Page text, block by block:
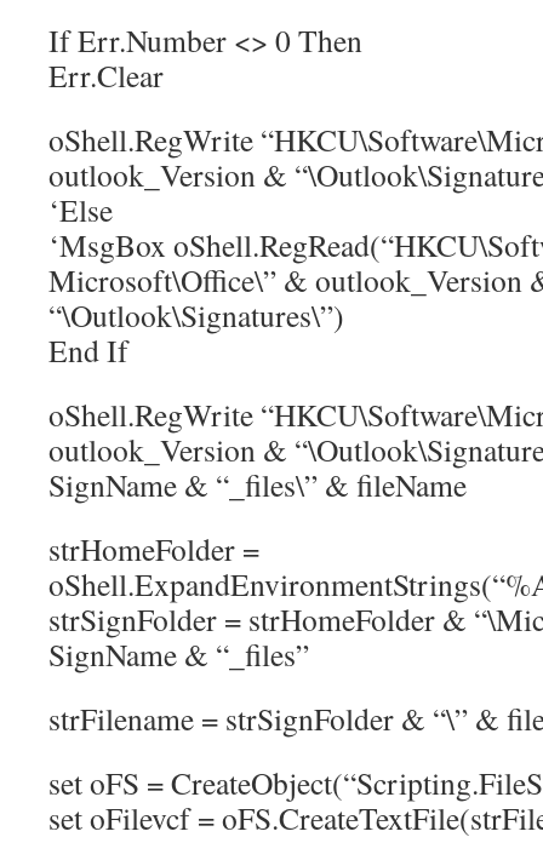
If Err.Number <> 0 Then
Err.Clear
oShell.RegWrite
outlook_Version &
‘Else
‘MsgBox
Microsoft\Office\” & outlook_Version
“\Outlook\Signatures\”)
End If
oShell.RegWrite
outlook_Version &
SignName & “_files\” & fileName
strHomeFolder =
strSignFolder = strHomeFolder &
SignName & “_files”
strFilename = strSignFolder & “\” &
set oFS =
set oFilevcf =